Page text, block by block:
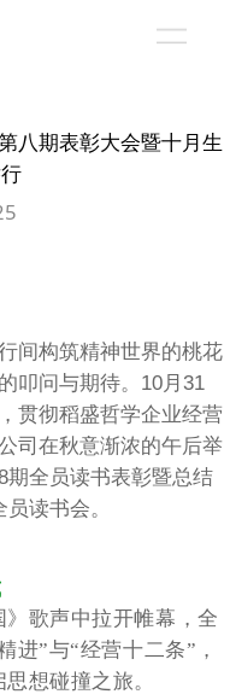
八期表彰大会暨十月生
间构筑精神世界的桃花
叩问与期待。10月31
贯彻稻盛哲学企业经营
司在秋意渐浓的午后举
期全员读书表彰暨总结
读书会。
歌声中拉开帷幕，全
进”与“经营十二条”，
想碰撞之旅。